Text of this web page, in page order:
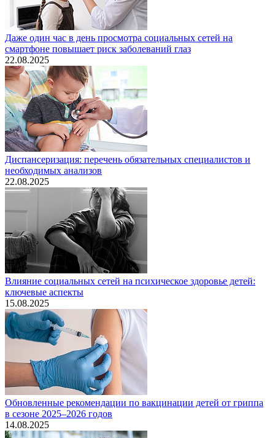
Даже один час в день просмотра социальных сетей на
смартфоне повышает риск заболеваний глаз
22.08.2025
Диспансеризация: перечень обязательных специалистов и
необходимых анализов
22.08.2025
Влияние социальных сетей на психическое здоровье детей:
ключевые аспекты
15.08.2025
Обновленные рекомендации по вакцинации детей от гриппа
в сезоне 2025–2026 годов
14.08.2025